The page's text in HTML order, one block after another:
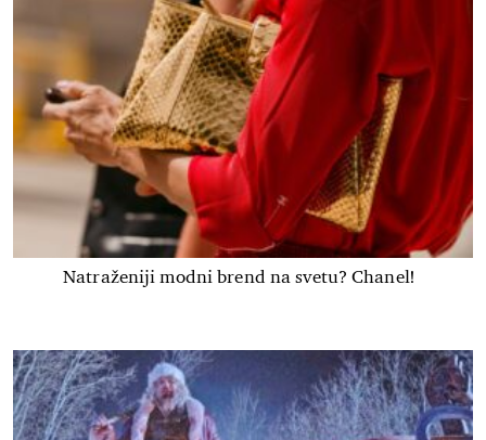
Natraženiji modni brend na svetu? Chanel!